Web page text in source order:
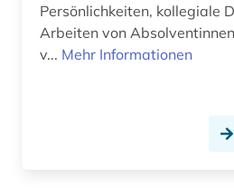
bahr (1)
balkanromanistik (1)
Persönlichkeiten, kollegiale
Arbeiten von
v... Mehr Informationen